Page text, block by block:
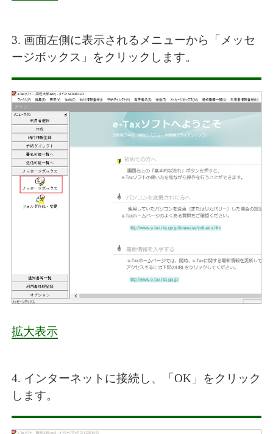
3. 画面左側に表示されるメニューから「メッセ
ージボックス」をクリックします。
拡大表示
4. インターネットに接続し、「OK」をクリック
します。